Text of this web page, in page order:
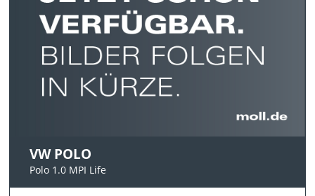
VW POLO
Polo 1.0 MPI Life